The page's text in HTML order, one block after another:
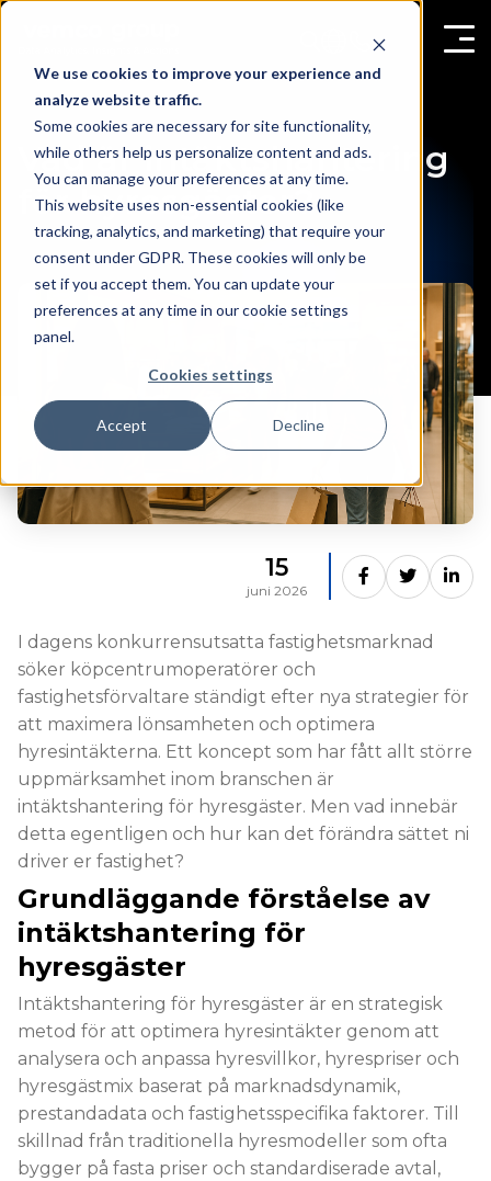
We use cookies to improve your experience and
analyze website traffic.
Some cookies are necessary for site functionality,
while others help us personalize content and ads.
You can manage your preferences at any time.
This website uses non-essential cookies (like
tracking, analytics, and marketing) that require your
consent under GDPR. These cookies will only be
set if you accept them. You can update your
preferences at any time in our cookie settings
panel.
Cookies settings
Accept Decline
Vad är intäktshantering
för hyresgäster?
15
juni 2026
I dagens konkurrensutsatta fastighetsmarknad
söker köpcentrumoperatörer och
fastighetsförvaltare ständigt efter nya strategier för
att maximera lönsamheten och optimera
hyresintäkterna. Ett koncept som har fått allt större
uppmärksamhet inom branschen är
intäktshantering för hyresgäster. Men vad innebär
detta egentligen och hur kan det förändra sättet ni
driver er fastighet?
Grundläggande förståelse av
intäktshantering för
hyresgäster
Intäktshantering för hyresgäster är en strategisk
metod för att optimera hyresintäkter genom att
analysera och anpassa hyresvillkor, hyrespriser och
hyresgästmix baserat på marknadsdynamik,
prestandadata och fastighetsspecifika faktorer. Till
skillnad från traditionella hyresmodeller som ofta
bygger på fasta priser och standardiserade avtal,